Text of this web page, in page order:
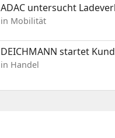
ADAC untersucht
in Mobilität
DEICHMANN startet
in Handel